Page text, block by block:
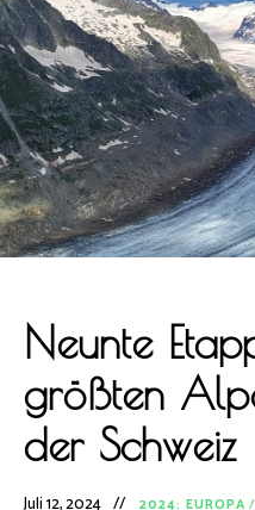
Neunte
größten
der Schweiz
Juli 12, 2024 2024: EUROPA /